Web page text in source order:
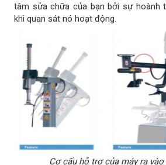
tâm sửa chữa của bạn bởi sự hoành
khi quan sát nó hoạt động.
Cơ cấu hỗ trợ của máy ra vào